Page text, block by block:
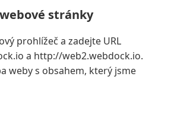
stránky
prohlížeč a zadejte URL
a http://web2.webdock.io.
weby s obsahem, který jsme